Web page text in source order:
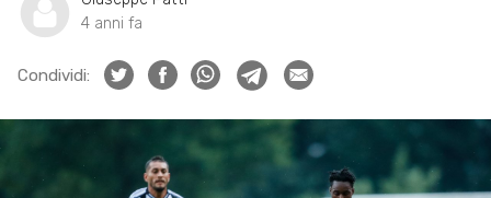
4 anni fa
Condividi: